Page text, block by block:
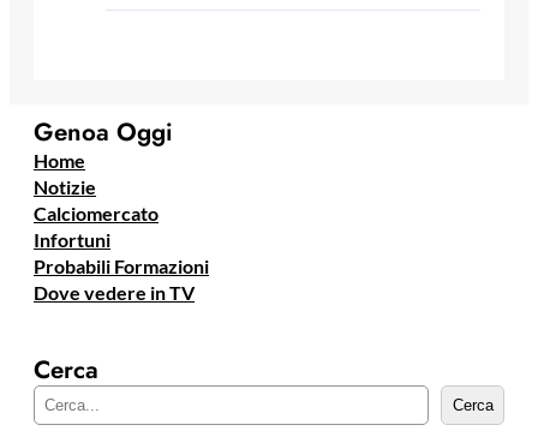
Genoa Oggi
Home
Notizie
Calciomercato
Infortuni
Probabili Formazioni
Dove vedere in TV
Cerca
e
Cerca